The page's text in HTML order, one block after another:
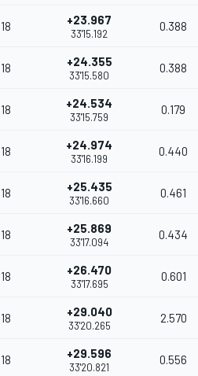
18 +23.967
33'15.192
0.388
18 +24.355
33'15.580
0.388
18 +24.534
33'15.759
0.179
18 +24.974
33'16.199
0.440
18 +25.435
33'16.660
0.461
18 +25.869
33'17.094
0.434
18 +26.470
33'17.695
0.601
18 +29.040
33'20.265
2.570
18 +29.596
33'20.821
0.556